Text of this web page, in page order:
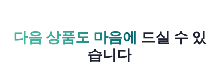
다음 상품도 마음에 드실 수 있
습니다